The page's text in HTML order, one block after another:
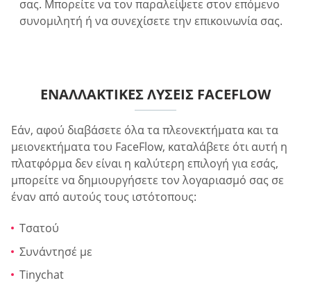
σας. Μπορείτε να τον παραλείψετε στον επόμενο
συνομιλητή ή να συνεχίσετε την επικοινωνία σας.
ΕΝΑΛΛΑΚΤΙΚΈΣ ΛΎΣΕΙΣ FACEFLOW
Εάν, αφού διαβάσετε όλα τα πλεονεκτήματα και τα
μειονεκτήματα του FaceFlow, καταλάβετε ότι αυτή η
πλατφόρμα δεν είναι η καλύτερη επιλογή για εσάς,
μπορείτε να δημιουργήσετε τον λογαριασμό σας σε
έναν από αυτούς τους ιστότοπους:
Τσατού
Συνάντησέ με
Tinychat